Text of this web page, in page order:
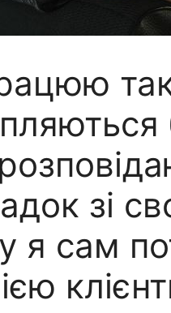
зі
я сам